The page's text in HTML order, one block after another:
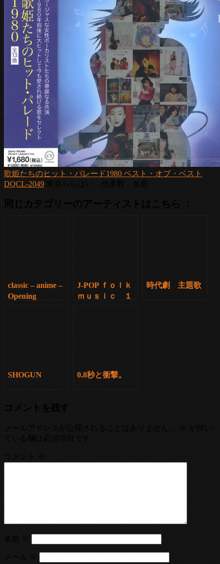
歌姫たちのヒット・パレード1980 ベスト・オブ・ベスト
DQCL-2049 東京ららばい 他多数 名曲
同じカテゴリーのアーティストはこちら ：
classic – anime –
Opening
J-POP ｆｏｌｋ
ｍｕｓｉｃ １
時代劇 主題歌
SHOGUN 0.8秒と衝撃。
コメントを残す
メールアドレスが公開されることはありません。 ※ が付い
ている欄は必須項目です
コメント ※
名前 ※
メール ※